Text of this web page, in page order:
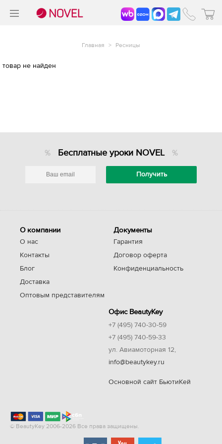
Главная > Ресницы
товар не найден
Бесплатные уроки NOVEL
О компании
О нас
Контакты
Блог
Доставка
Оптовым представителям
Документы
Гарантия
Договор оферта
Конфиденциальность
Офис BeautyKey
+7 (495) 740-30-59
+7 (495) 740-59-33
ул. Авиамоторная 12,
info@beautykey.ru
Основной сайт БьютиКей
© BeautyKey 2006-2026 Все права защищены.